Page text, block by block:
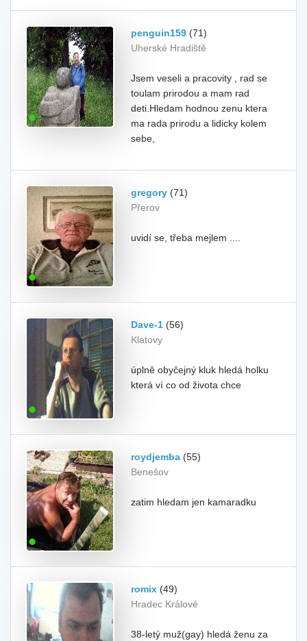
penguin159 (71)
Uherské Hradiště
Jsem veseli a pracovity , rad se
toulam prirodou a mam rad
deti.Hledam hodnou zenu ktera
ma rada prirodu a lidicky kolem
sebe,
gregory (71)
Přerov
uvidí se, třeba mejlem ....
Dave-1 (56)
Klatovy
úplně obyčejný kluk hledá holku
která ví co od života chce
roydjemba (55)
Benešov
zatim hledam jen kamaradku
romix (49)
Hradec Králové
38-letý muž(gay) hledá ženu za